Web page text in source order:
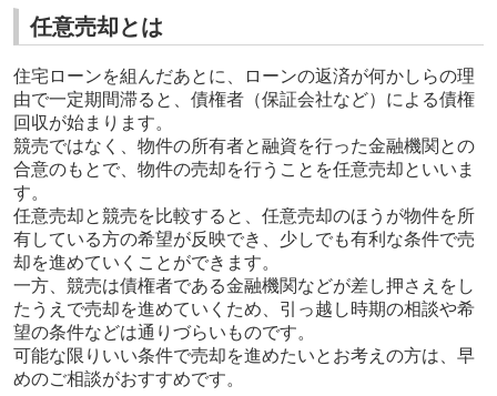
任意売却とは
住宅ローンを組んだあとに、ローンの返済が何かしらの理
由で一定期間滞ると、債権者（保証会社など）による債権
回収が始まります。
競売ではなく、物件の所有者と融資を行った金融機関との
合意のもとで、物件の売却を⾏うことを任意売却といいま
す。
任意売却と競売を⽐較すると、任意売却のほうが物件を所
有している⽅の希望が反映でき、少しでも有利な条件で売
却を進めていくことができます。
⼀⽅、競売は債権者である⾦融機関などが差し押さえをし
たうえで売却を進めていくため、引っ越し時期の相談や希
望の条件などは通りづらいものです。
可能な限りいい条件で売却を進めたいとお考えの⽅は、早
めのご相談がおすすめです。